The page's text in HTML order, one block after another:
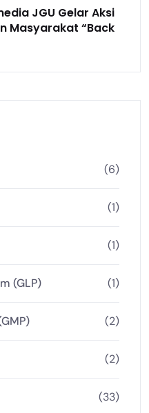
JGU Gelar Aksi
Masyarakat “Back
(6)
(1)
(1)
(GLP) (1)
(2)
(2)
(33)